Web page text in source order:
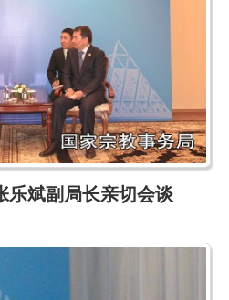
乐斌副局长亲切会谈